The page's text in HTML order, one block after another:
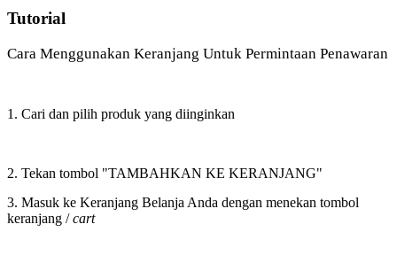
Tutorial
Cara Menggunakan Keranjang Untuk Permintaan Penawaran
1. Cari dan pilih produk yang diinginkan
2. Tekan tombol "TAMBAHKAN KE KERANJANG"
3. Masuk ke Keranjang Belanja Anda dengan menekan tombol
keranjang /cart